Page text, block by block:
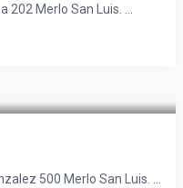
Merlo San Luis. ...
500 Merlo San Luis. ...